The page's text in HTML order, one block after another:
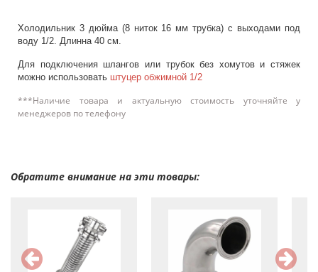
Холодильник 3 дюйма (8 ниток 16 мм трубка) с выходами под
воду 1/2. Длинна 40 см.
Для подключения шлангов или трубок без хомутов и стяжек
можно использовать штуцер обжимной 1/2
***Наличие товара и актуальную стоимость уточняйте у
менеджеров по телефону
Обратите внимание на эти товары: